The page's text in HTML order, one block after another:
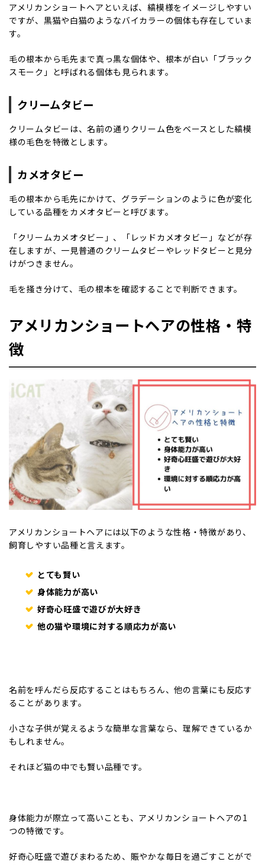
アメリカンショートヘアといえば、縞模様をイメージしやすい
ですが、黒猫や白猫のようなバイカラーの個体も存在していま
す。
毛の根本から毛先まで真っ黒な個体や、根本が白い「ブラック
スモーク」と呼ばれる個体も見られます。
クリームタビー
クリームタビーは、名前の通りクリーム色をベースとした縞模
様の毛色を特徴とします。
カメオタビー
毛の根本から毛先にかけて、グラデーションのように色が変化
している品種をカメオタビーと呼びます。
「クリームカメオタビー」、「レッドカメオタビー」などが存
在しますが、一見普通のクリームタビーやレッドタビーと見分
けがつきません。
毛を掻き分けて、毛の根本を確認することで判断できます。
アメリカンショートヘアの性格・特
徴
アメリカンショートヘアには以下のような性格・特徴があり、
飼育しやすい品種と言えます。
とても賢い
身体能力が高い
好奇心旺盛で遊びが大好き
他の猫や環境に対する順応力が高い
名前を呼んだら反応することはもちろん、他の言葉にも反応す
ることがあります。
小さな子供が覚えるような簡単な言葉なら、理解できているか
もしれません。
それほど猫の中でも賢い品種です。
身体能力が際立って高いことも、アメリカンショートヘアの1
つの特徴です。
好奇心旺盛で遊びまわるため、賑やかな毎日を過ごすことがで